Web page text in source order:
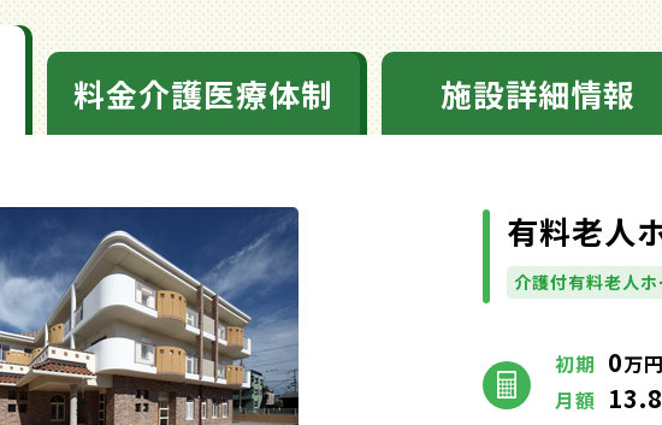
料金介護医療体制 施設詳細情報
有料老人
介護付有料老人
初期 0万円
月額 13.8